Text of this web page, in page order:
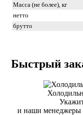
Масса (не более), кг
нетто
брутто
Быстрый
и наши менеджеры